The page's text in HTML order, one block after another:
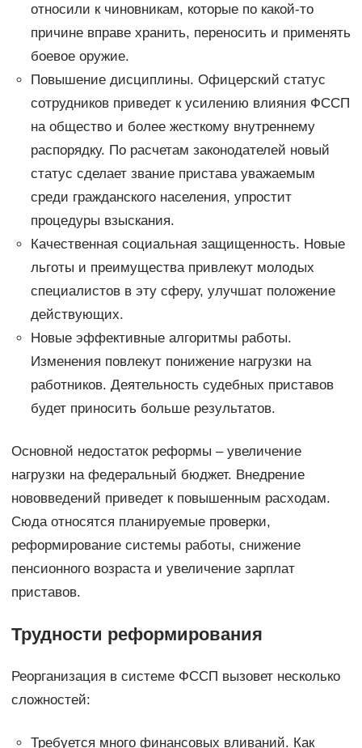
относили к чиновникам, которые по какой-то
причине вправе хранить, переносить и применять
боевое оружие.
Повышение дисциплины. Офицерский статус
сотрудников приведет к усилению влияния ФССП
на общество и более жесткому внутреннему
распорядку. По расчетам законодателей новый
статус сделает звание пристава уважаемым
среди гражданского населения, упростит
процедуры взыскания.
Качественная социальная защищенность. Новые
льготы и преимущества привлекут молодых
специалистов в эту сферу, улучшат положение
действующих.
Новые эффективные алгоритмы работы.
Изменения повлекут понижение нагрузки на
работников. Деятельность судебных приставов
будет приносить больше результатов.
Основной недостаток реформы – увеличение
нагрузки на федеральный бюджет. Внедрение
нововведений приведет к повышенным расходам.
Сюда относятся планируемые проверки,
реформирование системы работы, снижение
пенсионного возраста и увеличение зарплат
приставов.
Трудности реформирования
Реорганизация в системе ФССП вызовет несколько
сложностей:
Требуется много финансовых вливаний. Как